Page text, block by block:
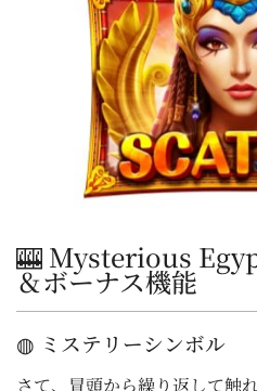
🎰 Mysterious
＆ボーナス機能
◍ ミステリーシンボル
さて、冒頭から繰り返して触